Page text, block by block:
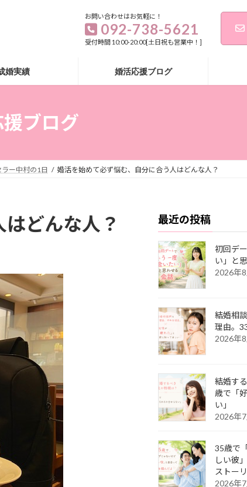
お問い合わせはお気軽に！
092-738-5621
受付時間 10:00-20:00[土日祝も営業中！]
婚実績 婚活応援ブログ
ブログ
ラー中村の1日 婚活を始めて必ず悩む、自分に合う人はどんな人？
どんな人？ 最近の投稿
初回デ
い」と
2026年
結婚相
理由。
2026年
結婚す
歳で「
い」
2026年
35歳で
しい彼
ストー
2026年